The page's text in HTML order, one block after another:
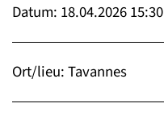
Datum: 18.04.2026 15:30
Ort/lieu: Tavannes